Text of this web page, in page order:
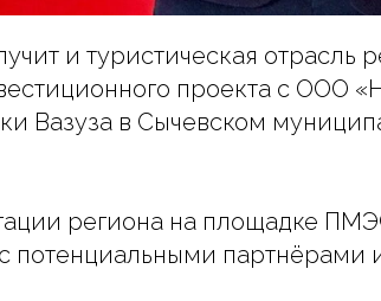
и туристическая
проекта с ООО
Вазуза в Сычевском
региона на площадке
потенциальными партнёрами
↻ ×